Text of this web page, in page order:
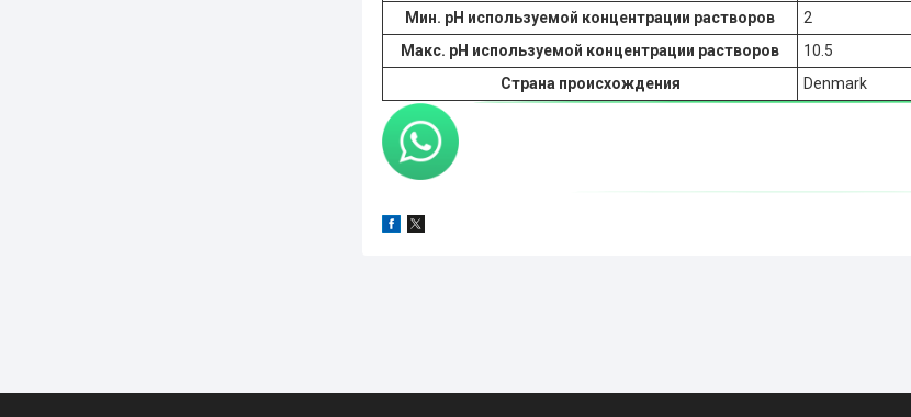
Мин. pH используемой концентрации растворов
2
Макс. pH используемой концентрации растворов
10.5
Страна происхождения
Denmark